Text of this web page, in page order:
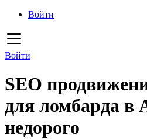
Войти
Войти
SEO
для ломбарда в
недорого